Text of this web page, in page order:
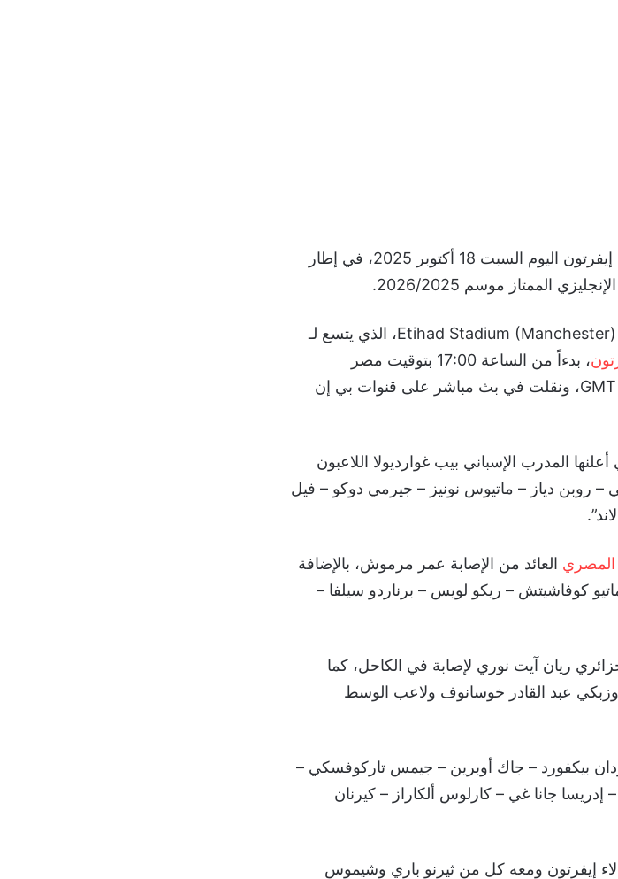
ضد إيفرتون اليوم السبت 18 أكتوبر 2025، في إطار
الممتاز موسم 2026/2025.
استضاف ملعب الاتحاد في مدينة مانشستر، Etihad Stadium (Manchester)، الذي يتسع لـ
، بدءاً من الساعة 17:00 بتوقيت مصر
والسعودية، الساعة 14:00 بتوقيت غرينيتش GMT، ونقلت في بث مباشر على قنوات بي إن
المدرب الإسباني بيب غوارديولا اللاعبون
– روبن دياز – ماتيوس نونيز – جيرمي دوكو – فيل
المصري العائد من الإصابة عمر مرموش، بالإضافة
كوفاشيتش – ريكو لويس – برناردو سيلفا –
ريان آيت نوري لإصابة في الكاحل، كما
عبد القادر خوسانوف ولاعب الوسط
بيكفورد – جاك أوبرين – جيمس تاركوفسكي –
جانا غي – كارلوس ألكاراز – كيرنان
إيفرتون ومعه كل من ثيرنو باري وشيموس